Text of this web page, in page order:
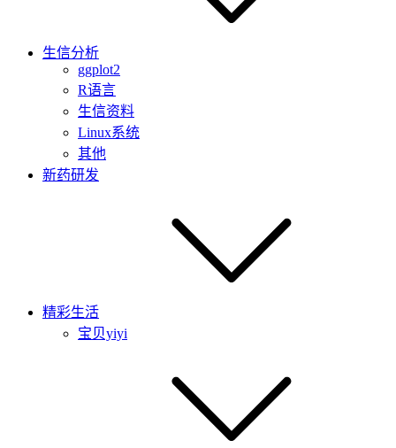
生信分析
ggplot2
R语言
生信资料
Linux系统
其他
新药研发
精彩生活
宝贝yiyi